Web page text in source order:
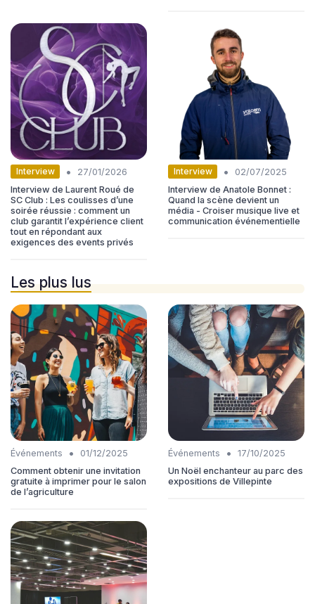
Interview •
27/01/2026
Interview de Laurent Roué de
SC Club : Les coulisses d’une
soirée réussie : comment un
club garantit l’expérience client
tout en répondant aux
exigences des events privés
Interview •
02/07/2025
Interview de Anatole Bonnet :
Quand la scène devient un
média - Croiser musique live et
communication événementielle
Les plus lus
Événements •
01/12/2025
Comment obtenir une invitation
gratuite à imprimer pour le salon
de l’agriculture
Événements •
17/10/2025
Un Noël enchanteur au parc des
expositions de Villepinte